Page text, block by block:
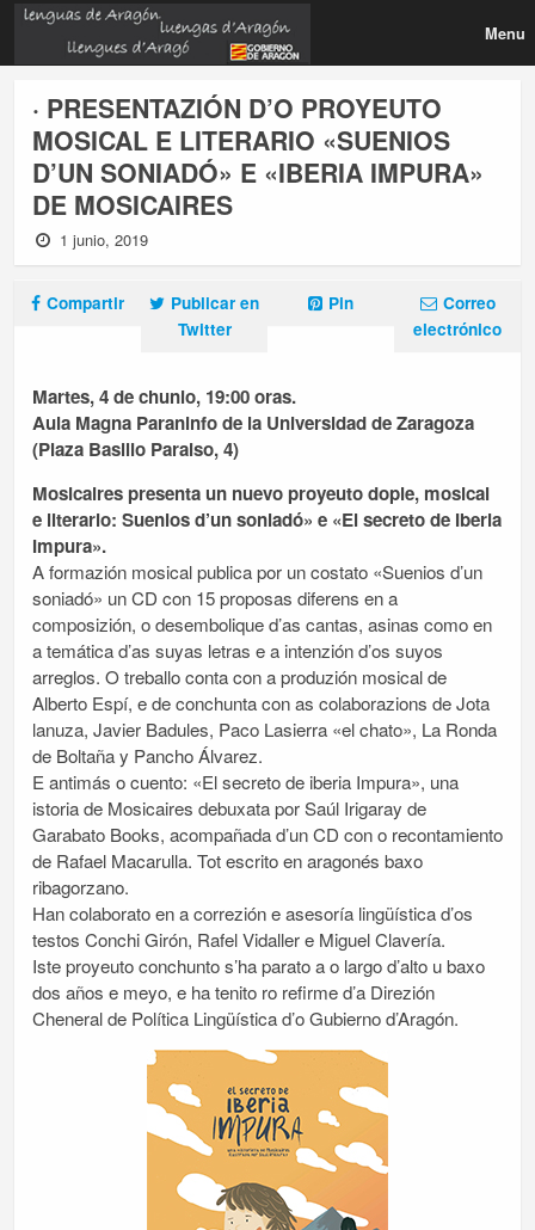
Menu
· PRESENTAZIÓN D’O PROYEUTO
MOSICAL E LITERARIO «SUENIOS
D’UN SONIADÓ» E «IBERIA IMPURA»
DE MOSICAIRES
1 junio, 2019
Compartir
Publicar en
Twitter
Pin
Correo
electrónico
Martes, 4 de chunio, 19:00 oras.
Aula Magna Paraninfo de la Universidad de Zaragoza
(Plaza Basilio Paraiso, 4)
Mosicaires presenta un nuevo proyeuto dople, mosical
e literario: Suenios d’un soniadó» e «El secreto de Iberia
Impura».
A formazión mosical publica por un costato «Suenios d’un
soniadó» un CD con 15 proposas diferens en a
composizión, o desembolique d’as cantas, asinas como en
a temática d’as suyas letras e a intenzión d’os suyos
arreglos. O treballo conta con a produzión mosical de
Alberto Espí, e de conchunta con as colaborazions de Jota
lanuza, Javier Badules, Paco Lasierra «el chato», La Ronda
de Boltaña y Pancho Álvarez.
E antimás o cuento: «El secreto de iberia Impura», una
istoria de Mosicaires debuxata por Saúl Irigaray de
Garabato Books, acompañada d’un CD con o recontamiento
de Rafael Macarulla. Tot escrito en aragonés baxo
ribagorzano.
Han colaborato en a correzión e asesoría lingüística d’os
testos Conchi Girón, Rafel Vidaller e Miguel Clavería.
Iste proyeuto conchunto s’ha parato a o largo d’alto u baxo
dos años e meyo, e ha tenito ro refirme d’a Direzión
Cheneral de Política Lingüística d’o Gubierno d’Aragón.